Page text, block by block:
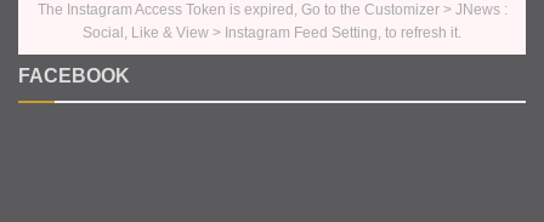
The Instagram Access Token is expired, Go to the Customizer > JNews :
Social, Like & View > Instagram Feed Setting, to refresh it.
FACEBOOK